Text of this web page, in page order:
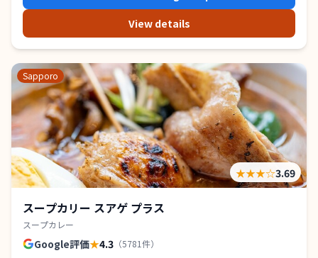
View details
Sapporo
★★★☆3.69
スープカリー スアゲ プラス
スープカレー
Google評価★4.3 （5781件）